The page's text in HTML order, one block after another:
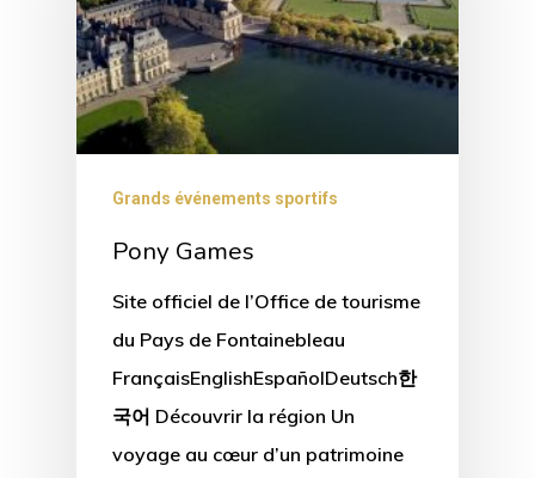
Grands événements sportifs
Pony Games
Site officiel de l’Office de tourisme
du Pays de Fontainebleau
FrançaisEnglishEspañolDeutsch한
국어 Découvrir la région Un
voyage au cœur d’un patrimoine